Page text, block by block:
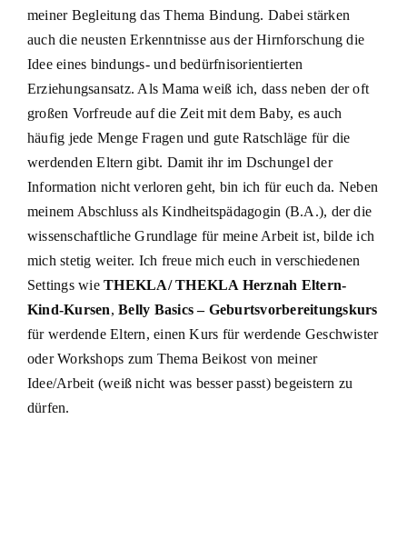
meiner Begleitung das Thema Bindung. Dabei stärken
auch die neusten Erkenntnisse aus der Hirnforschung die
Idee eines bindungs- und bedürfnisorientierten
Erziehungsansatz. Als Mama weiß ich, dass neben der oft
großen Vorfreude auf die Zeit mit dem Baby, es auch
häufig jede Menge Fragen und gute Ratschläge für die
werdenden Eltern gibt. Damit ihr im Dschungel der
Information nicht verloren geht, bin ich für euch da. Neben
meinem Abschluss als Kindheitspädagogin (B.A.), der die
wissenschaftliche Grundlage für meine Arbeit ist, bilde ich
mich stetig weiter. Ich freue mich euch in verschiedenen
Settings wieTHEKLA/ THEKLA Herznah Eltern-
Kind-Kursen,Belly Basics – Geburtsvorbereitungskurs
für werdende Eltern, einen Kurs für werdende Geschwister
oder Workshops zum Thema Beikost von meiner
Idee/Arbeit (weiß nicht was besser passt) begeistern zu
dürfen.